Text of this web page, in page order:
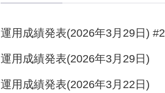
運用成績発表(2026年3月29日) #2
運用成績発表(2026年3月29日)
運用成績発表(2026年3月22日)